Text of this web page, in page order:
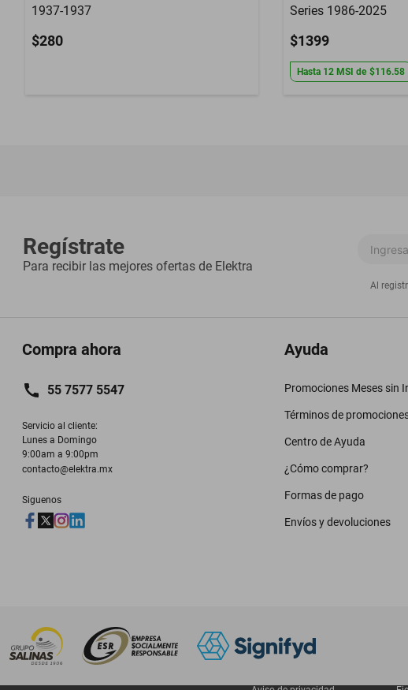
1937-1937
$280
Series 1986-2025
$1399
Hasta 12 MSI de $116.58
Regístrate
Para recibir las mejores ofertas de Elektra
Al
Compra ahora
55 7577 5547
Servicio al cliente:
Lunes a Domingo
9:00am a 9:00pm
contacto@elektra.mx
Siguenos
Ayuda
Promociones Meses sin
Términos de
Centro de Ayuda
¿Cómo comprar?
Formas de pago
Envíos y devoluciones